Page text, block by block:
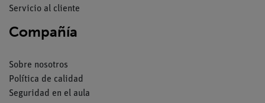
Servicio al cliente
Compañía
Sobre nosotros
Política de calidad
Seguridad en el aula